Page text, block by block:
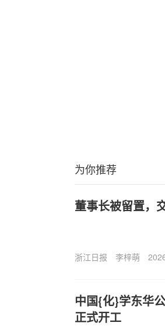
为你推荐
董事长被留置，
浙江日报 李梓萌
中国{化}学东华
正式开工